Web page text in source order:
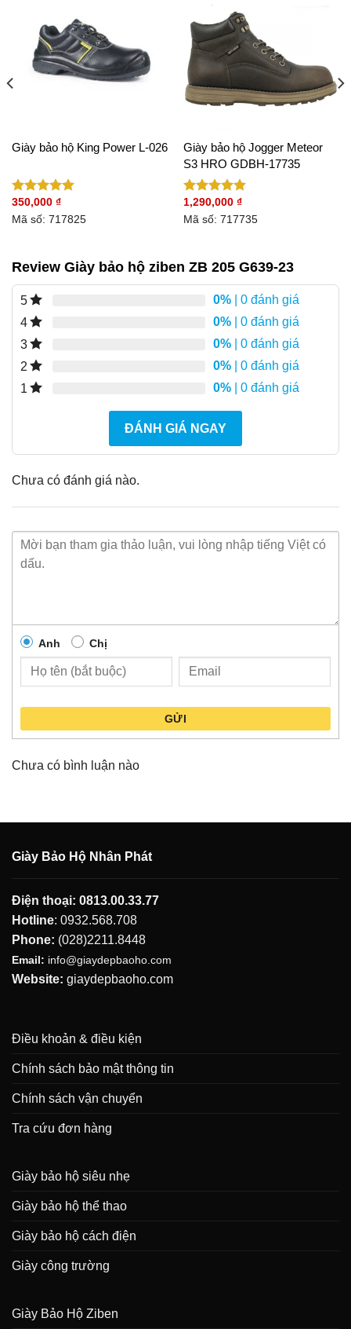
Giày bảo hộ King Power L-026
Được xếp
hạng5.00
350,000 ₫
Mã số: 717825
Giày bảo hộ Jogger Meteor
S3 HRO GDBH-17735
Được xếp
hạng5.00
1,290,000 ₫
Mã số: 717735
Review Giày bảo hộ ziben ZB 205 G639-23
5 0% | 0 đánh giá
4
0% | 0 đánh giá
3
0% | 0 đánh giá
2
0% | 0 đánh giá
1
0% | 0 đánh giá
ĐÁNH GIÁ NGAY
Chưa có đánh giá nào.
Anh Chị
GỬI
Chưa có bình luận nào
Giày Bảo Hộ Nhân Phát
Điện thoại: 0813.00.33.77
Hotline: 0932.568.708
Phone: (028)2211.8448
Email: info@giaydepbaoho.com
Website: giaydepbaoho.com
Điều khoản & điều kiện
Chính sách bảo mật thông tin
Chính sách vận chuyển
Tra cứu đơn hàng
Giày bảo hộ siêu nhẹ
Giày bảo hộ thể thao
Giày bảo hộ cách điện
Giày công trường
Giày Bảo Hộ Ziben